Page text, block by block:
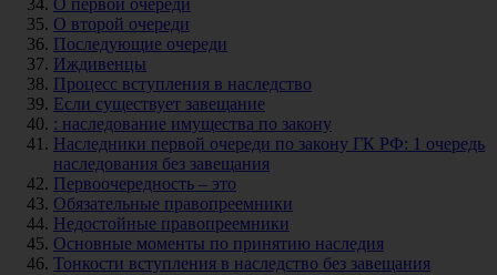
О первой очереди
О второй очереди
Последующие очереди
Иждивенцы
Процесс вступления в наследство
Если существует завещание
: наследование имущества по закону
Наследники первой очереди по закону ГК РФ: 1 очередь
наследования без завещания
Первоочередность – это
Обязательные правопреемники
Недостойные правопреемники
Основные моменты по принятию наследия
Тонкости вступления в наследство без завещания